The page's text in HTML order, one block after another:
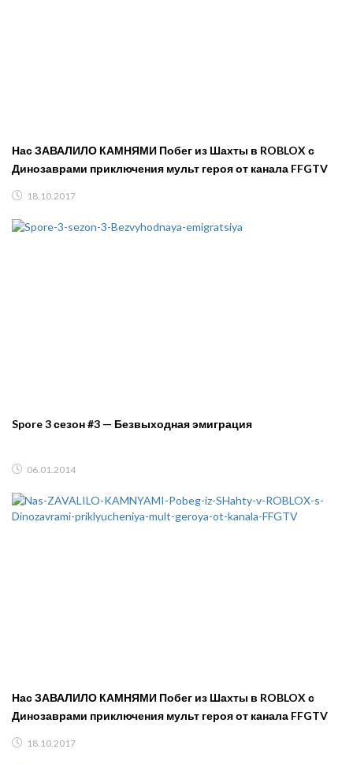
Нас ЗАВАЛИЛО КАМНЯМИ Побег из Шахты в ROBLOX с
Динозаврами приключения мульт героя от канала FFGTV
18.10.2017
Spore 3 сезон #3 — Безвыходная эмиграция
06.01.2014
Нас ЗАВАЛИЛО КАМНЯМИ Побег из Шахты в ROBLOX с
Динозаврами приключения мульт героя от канала FFGTV
18.10.2017